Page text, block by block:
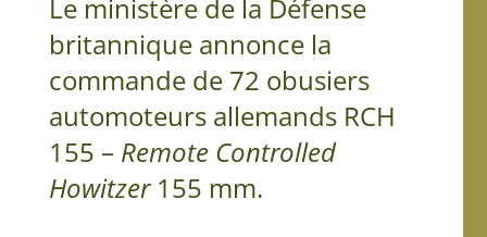
Le ministère de la Défense
britannique annonce la
commande de 72 obusiers
automoteurs allemands RCH
155 – Remote Controlled
Howitzer155 mm.